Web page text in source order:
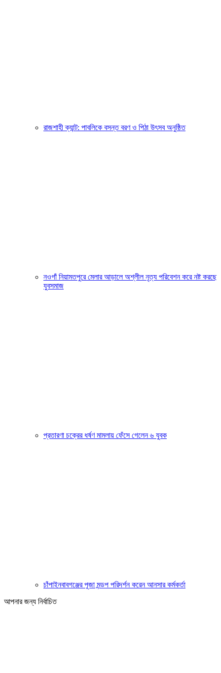
রাজশাহী ক্যান্ট: পাবলিকে বসন্ত বরণ ও পিঠা উৎসব অনুষ্ঠিত
নওগাঁ নিয়ামতপুরে মেলার আড়ালে অশ্লীল নৃত্য পরিবেশন করে নষ্ট করছে
যুবসমাজ
প্রতারণা চক্রের ধর্ষণ মামলায় ফেঁসে গেলেন ৬ যুবক
চাঁপাইনবাবগঞ্জের পূজা মন্ডপ পরিদর্শন করেন আনসার কর্মকর্তা
আপনার জন্য নির্বাচিত